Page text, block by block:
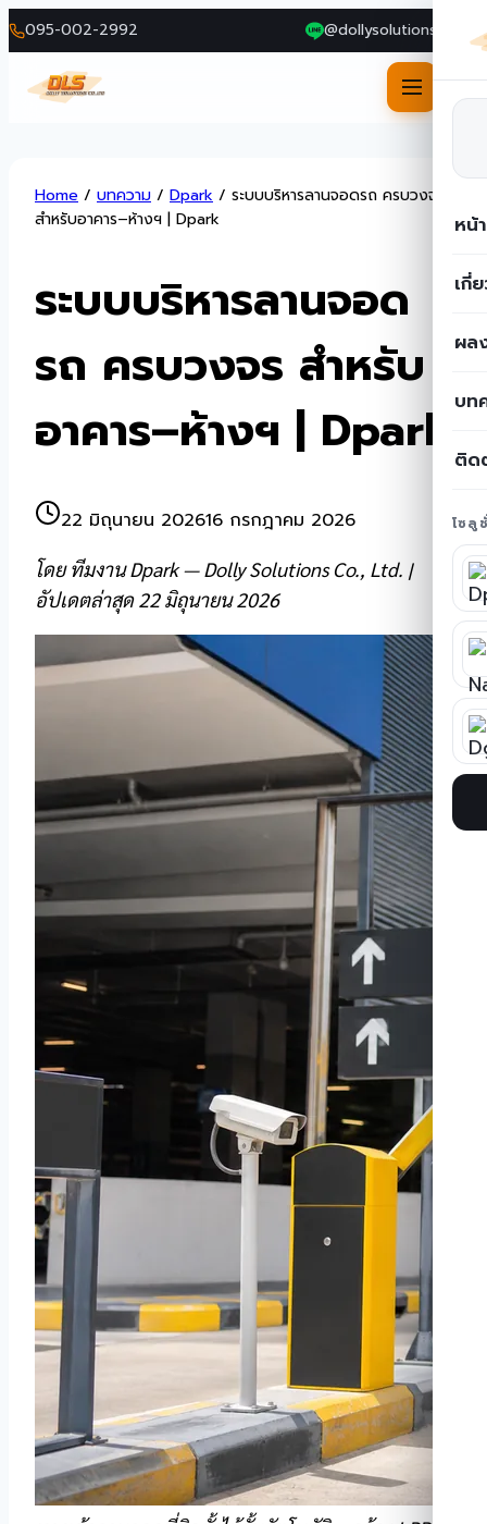
095-002-2992 @dollysolutions
หน้
เกี่
ผล
บท
ติด
โซลู
content
Home / บทความ / Dpark / ระบบบริหารลานจอดรถ ครบวงจร
สำหรับอาคาร–ห้างฯ | Dpark
ระบบบริหารลานจอด
รถ ครบวงจร สำหรับ
อาคาร–ห้างฯ | Dpark
22 มิถุนายน 202616 กรกฎาคม 2026
โดย ทีมงาน Dpark — Dolly Solutions Co., Ltd. |
อัปเดตล่าสุด 22 มิถุนายน 2026